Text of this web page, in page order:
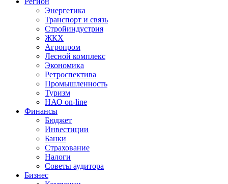
Энергетика
Транспорт и связь
Стройиндустрия
ЖКХ
Агропром
Лесной комплекс
Экономика
Ретроспектива
Промышленность
Туризм
НАО on-line
Финансы
Бюджет
Инвестиции
Банки
Страхование
Налоги
Советы аудитора
Бизнес